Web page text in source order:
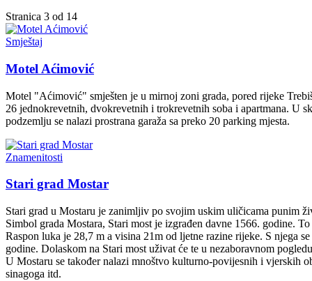
Stranica 3 od 14
Smještaj
Motel Aćimović
Motel "Aćimović" smješten je u mirnoj zoni grada, pored rijeke
26 jednokrevetnih, dvokrevetnih i trokrevetnih soba i apartmana. U
podzemlju se nalazi prostrana garaža sa preko 20 parking mjesta.
Znamenitosti
Stari grad Mostar
Stari grad u Mostaru je zanimljiv po svojim uskim uličicama punim
Simbol grada Mostara, Stari most je izgrađen davne 1566. godine.
Raspon luka je 28,7 m a visina 21m od ljetne razine rijeke. S njega
godine. Dolaskom na Stari most uživat će te u nezaboravnom
U Mostaru se također nalazi mnoštvo kulturno-povijesnih i vjerskih
sinagoga itd.